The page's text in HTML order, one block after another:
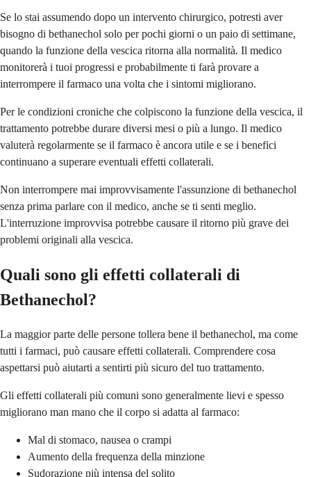
Se lo stai assumendo dopo un intervento chirurgico, potresti aver
bisogno di bethanechol solo per pochi giorni o un paio di settimane,
quando la funzione della vescica ritorna alla normalità. Il medico
monitorerà i tuoi progressi e probabilmente ti farà provare a
interrompere il farmaco una volta che i sintomi migliorano.
Per le condizioni croniche che colpiscono la funzione della vescica, il
trattamento potrebbe durare diversi mesi o più a lungo. Il medico
valuterà regolarmente se il farmaco è ancora utile e se i benefici
continuano a superare eventuali effetti collaterali.
Non interrompere mai improvvisamente l'assunzione di bethanechol
senza prima parlare con il medico, anche se ti senti meglio.
L'interruzione improvvisa potrebbe causare il ritorno più grave dei
problemi originali alla vescica.
Quali sono gli effetti collaterali di
Bethanechol?
La maggior parte delle persone tollera bene il bethanechol, ma come
tutti i farmaci, può causare effetti collaterali. Comprendere cosa
aspettarsi può aiutarti a sentirti più sicuro del tuo trattamento.
Gli effetti collaterali più comuni sono generalmente lievi e spesso
migliorano man mano che il corpo si adatta al farmaco:
Mal di stomaco, nausea o crampi
Aumento della frequenza della minzione
Sudorazione più intensa del solito